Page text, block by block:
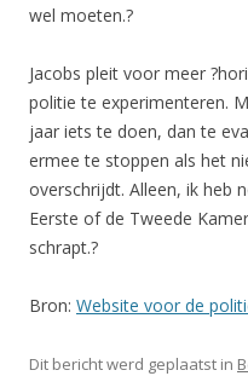
wel moeten.?
Jacobs pleit voor meer
politie te experimenteren.
jaar iets te doen, dan te
ermee te stoppen als het
overschrijdt. Alleen, ik heb
Eerste of de Tweede
schrapt.?
Bron: Website voor de
Dit bericht werd geplaatst in